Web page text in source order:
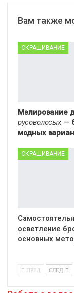
Вам также
ОКРАШИВАНИЕ
Мелирование
русоволосых —
модных
ОКРАШИВАНИЕ
осветление
основных
ПРЕД СЛЕД